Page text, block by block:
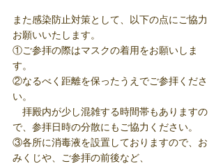
また感染防止対策として、以下の点にご協力
お願いいたします。
①ご参拝の際はマスクの着用をお願いしま
す。
②なるべく距離を保ったうえでご参拝くださ
い。
拝殿内が少し混雑する時間帯もありますの
で、参拝日時の分散にもご協力ください。
③各所に消毒液を設置しておりますので、お
みくじや、ご参拝の前後など、